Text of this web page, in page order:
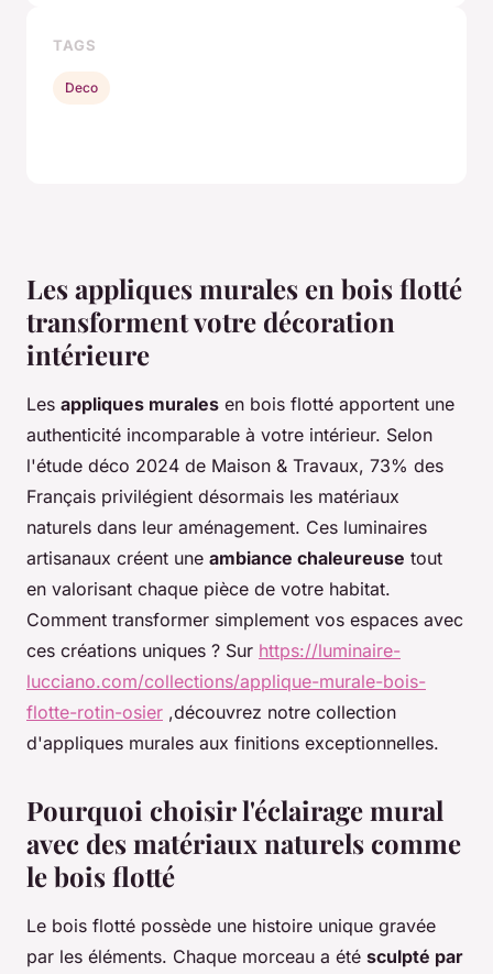
Les appliques murales en bois flotté
transforment votre décoration
intérieure
Les appliques murales en bois flotté apportent une
authenticité incomparable à votre intérieur. Selon
l'étude déco 2024 de Maison & Travaux, 73% des
Français privilégient désormais les matériaux
naturels dans leur aménagement. Ces luminaires
artisanaux créent une ambiance chaleureuse tout
en valorisant chaque pièce de votre habitat.
Comment transformer simplement vos espaces avec
ces créations uniques ? Sur https://luminaire-
lucciano.com/collections/applique-murale-bois-
flotte-rotin-osier ,découvrez notre collection
d'appliques murales aux finitions exceptionnelles.
Pourquoi choisir l'éclairage mural
avec des matériaux naturels comme
le bois flotté
Le bois flotté possède une histoire unique gravée
par les éléments. Chaque morceau a été sculpté par
TAGS
Deco